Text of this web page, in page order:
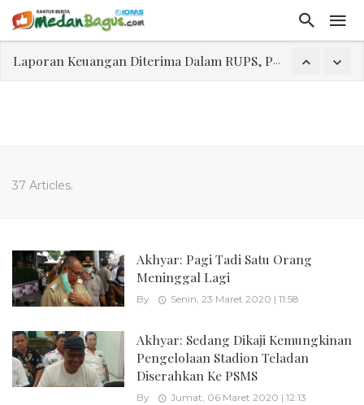
Laporan Keuangan Diterima Dalam RUPS, Pelaporan Hingga Penahanan Mantan Direktur PT GKS Dinilai Rancu
37 Articles.
Akhyar: Pagi Tadi Satu Orang
Meninggal Lagi
By Senin, 23 Maret 2020 | 11:58
Akhyar: Sedang Dikaji Kemungkinan
Pengelolaan Stadion Teladan
Diserahkan Ke PSMS
By Jumat, 06 Maret 2020 | 12:13